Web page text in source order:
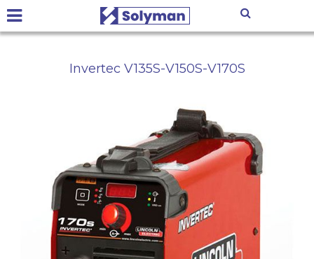
Invertec V135S-V150S-V170S